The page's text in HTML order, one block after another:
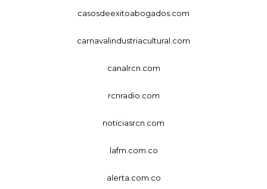
casosdeexitoabogados.com
carnavalindustriacultural.com
canalrcn.com
rcnradio.com
noticiasrcn.com
lafm.com.co
alerta.com.co